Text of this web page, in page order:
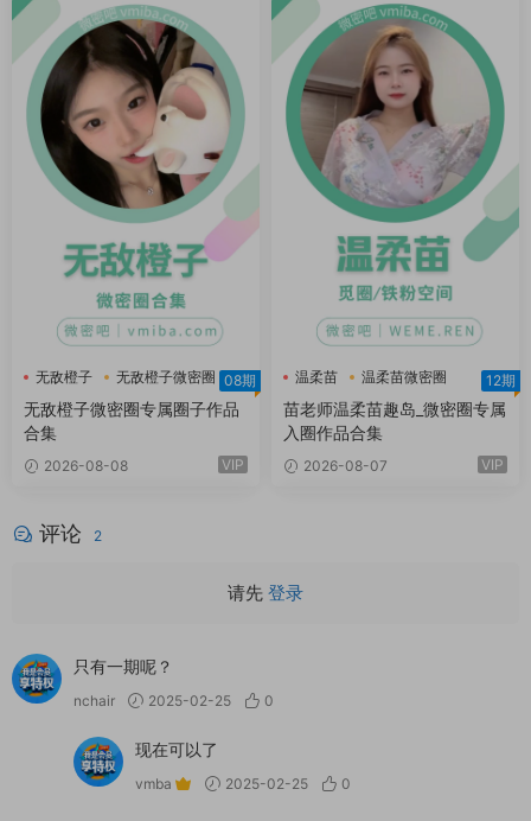
无敌橙子 无敌橙子微密圈 08期
无敌橙子微密圈专属圈子作品
合集
2026-08-08 VIP
温柔苗
温柔苗微密圈
温柔苗趣岛
12期
苗老师温柔苗趣岛_微密圈专属
入圈作品合集
2026-08-07 VIP
评论 2
请先 登录
只有一期呢？
nchair 2025-02-25 0
现在可以了
vmba 2025-02-25 0